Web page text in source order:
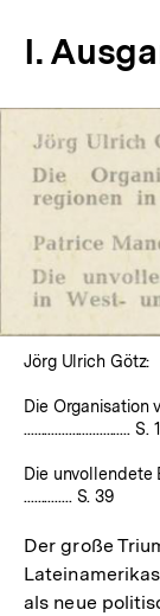
I.
Jörg Ulrich Götz:
Die Organisation
...............................
Die unvollendete
.............. S. 39
Der große
als neue